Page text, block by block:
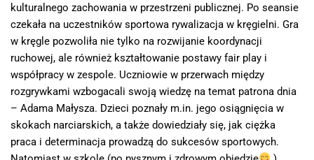
kulturalnego zachowania w przestrzeni publicznej. Po seansie
czekała na uczestników sportowa rywalizacja w kręgielni. Gra
w kręgle pozwoliła nie tylko na rozwijanie koordynacji
ruchowej, ale również kształtowanie postawy fair play i
współpracy w zespole. Uczniowie w przerwach między
rozgrywkami wzbogacali swoją wiedzę na temat patrona dnia
– Adama Małysza. Dzieci poznały m.in. jego osiągnięcia w
skokach narciarskich, a także dowiedziały się, jak ciężka
praca i determinacja prowadzą do sukcesów sportowych.